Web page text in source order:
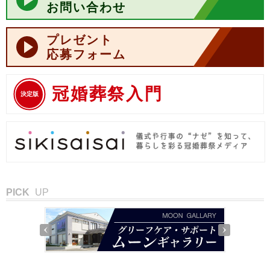
お問い合わせ
プレゼント
応募フォーム
決定版 冠婚葬祭入門
PICK UP